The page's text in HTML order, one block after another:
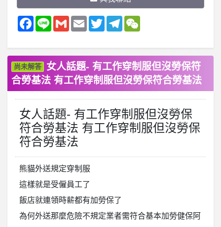
Facebook
Line GmailEmail TwitterTelegramWeChat
尚未解答
女人話題- 有工作穿制服但沒勞保符
合勞基法 有工作穿制服但沒勞保符合勞基法
女人話題- 有工作穿制服但沒勞保
符合勞基法 有工作穿制服但沒勞保
符合勞基法
熊貓外送規定穿制服
這樣就是受僱員工了
飯店就連領時薪都有加勞保了
為何外送那麼危險不規定業者需符合基本加勞健保阿